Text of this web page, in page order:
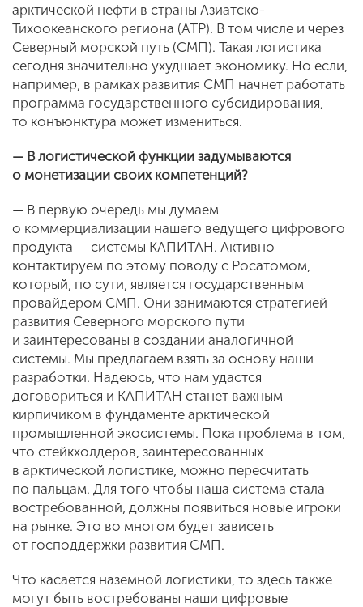
арктической нефти в страны Азиатско-
Тихоокеанского региона (АТР). В том числе и через
Северный морской путь (СМП). Такая логистика
сегодня значительно ухудшает экономику. Но если,
например, в рамках развития СМП начнет работать
программа государственного субсидирования,
то конъюнктура может измениться.
— В логистической функции задумываются
о монетизации своих компетенций?
— В первую очередь мы думаем
о коммерциализации нашего ведущего цифрового
продукта — системы КАПИТАН. Активно
контактируем по этому поводу с Росатомом,
который, по сути, является государственным
провайдером СМП. Они занимаются стратегией
развития Северного морского пути
и заинтересованы в создании аналогичной
системы. Мы предлагаем взять за основу наши
разработки. Надеюсь, что нам удастся
договориться и КАПИТАН станет важным
кирпичиком в фундаменте арктической
промышленной экосистемы. Пока проблема в том,
что стейкхолдеров, заинтересованных
в арктической логистике, можно пересчитать
по пальцам. Для того чтобы наша система стала
востребованной, должны появиться новые игроки
на рынке. Это во многом будет зависеть
от господдержки развития СМП.
Что касается наземной логистики, то здесь также
могут быть востребованы наши цифровые